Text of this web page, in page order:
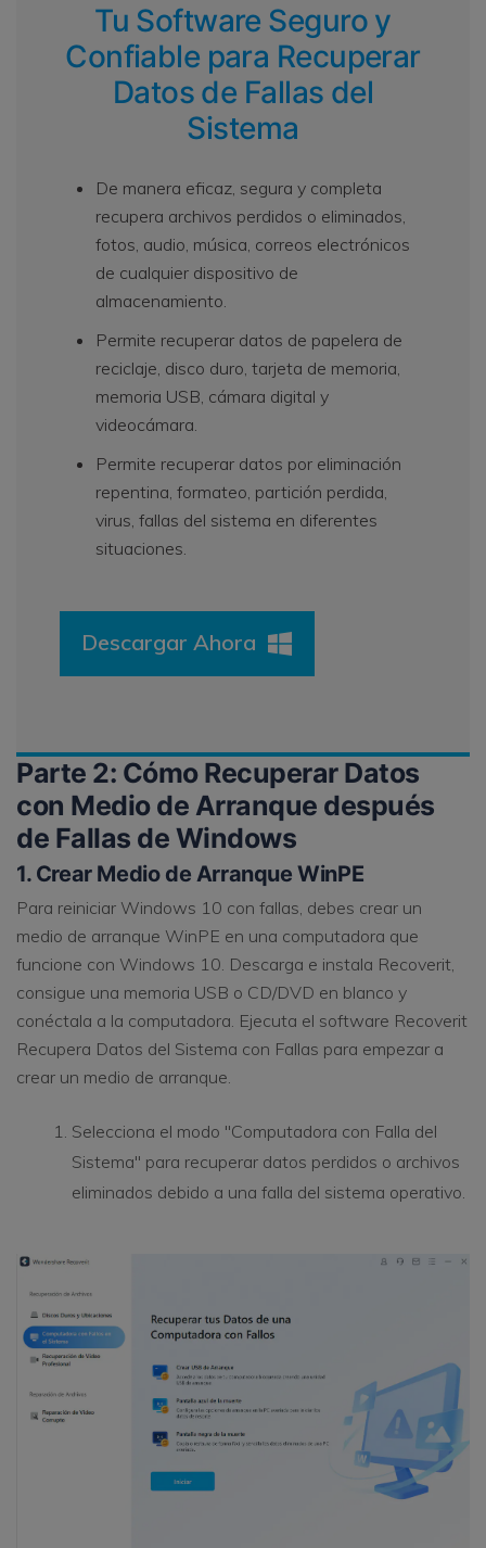
Tu Software Seguro y
Confiable para Recuperar
Datos de Fallas del
Sistema
De manera eficaz, segura y completa
recupera archivos perdidos o eliminados,
fotos, audio, música, correos electrónicos
de cualquier dispositivo de
almacenamiento.
Permite recuperar datos de papelera de
reciclaje, disco duro, tarjeta de memoria,
memoria USB, cámara digital y
videocámara.
Permite recuperar datos por eliminación
repentina, formateo, partición perdida,
virus, fallas del sistema en diferentes
situaciones.
Descargar Ahora
Parte 2: Cómo Recuperar Datos
con Medio de Arranque después
de Fallas de Windows
1. Crear Medio de Arranque WinPE
Para reiniciar Windows 10 con fallas, debes crear un
medio de arranque WinPE en una computadora que
funcione con Windows 10. Descarga e instala Recoverit,
consigue una memoria USB o CD/DVD en blanco y
conéctala a la computadora. Ejecuta el software Recoverit
Recupera Datos del Sistema con Fallas para empezar a
crear un medio de arranque.
Selecciona el modo "Computadora con Falla del
Sistema" para recuperar datos perdidos o archivos
eliminados debido a una falla del sistema operativo.